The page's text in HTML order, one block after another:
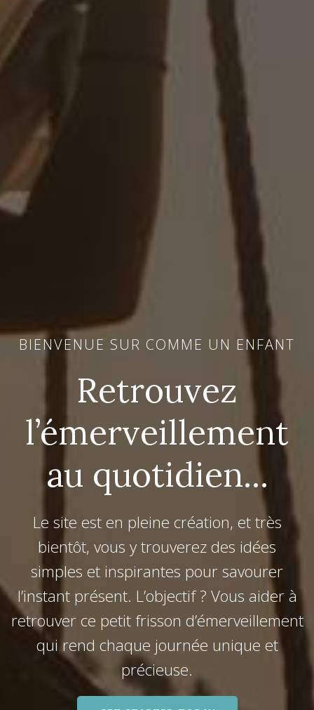
BIENVENUE SUR COMME UN ENFANT
Retrouvez
l’émerveillement
au quotidien...
Le site est en pleine création, et très
bientôt, vous y trouverez des idées
simples et inspirantes pour savourer
l’instant présent. L’objectif ? Vous aider à
retrouver ce petit frisson d’émerveillement
qui rend chaque journée unique et
précieuse.